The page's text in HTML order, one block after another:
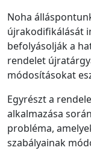
Noha
újrakodifikálását
befolyásolják a
rendelet
módosításokat
Egyrészt a
alkalmazása
probléma,
szabályainak